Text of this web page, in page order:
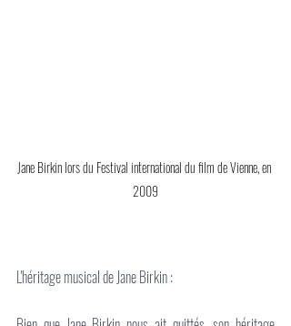
Jane Birkin lors du Festival international du film de Vienne, en
2009
L'héritage musical de Jane Birkin :